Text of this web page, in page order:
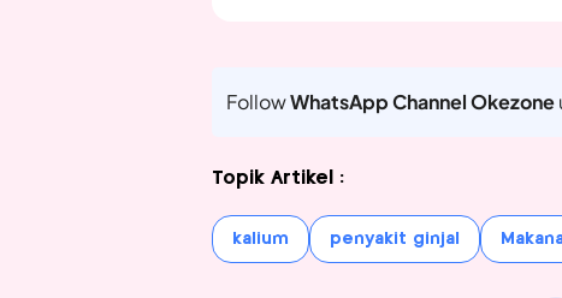
FollowWhatsApp Channel Okezone
Topik Artikel :
kalium penyakit ginjal